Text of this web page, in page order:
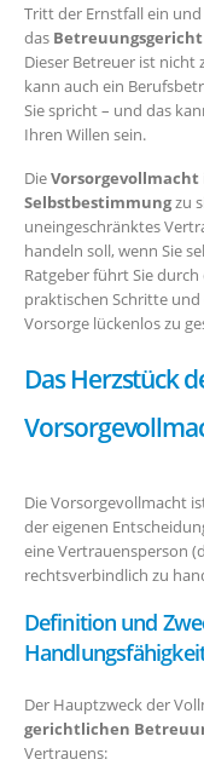
Tritt der Ernstfall ein
das Betreuungsgericht
Dieser Betreuer ist nicht
kann auch ein
Sie spricht – und das
Ihren Willen sein.
DieVorsorgevollmacht
Selbstbestimmungzu
uneingeschränktes
handeln soll, wenn Sie
Ratgeber führt Sie
praktischen Schritte
Vorsorge lückenlos zu
Das Herzstück
Die Vorsorgevollmacht
der eigenen
eine Vertrauensperson
rechtsverbindlich zu
Definition und
Der Hauptzweck der
gerichtlichen
Vertrauens: